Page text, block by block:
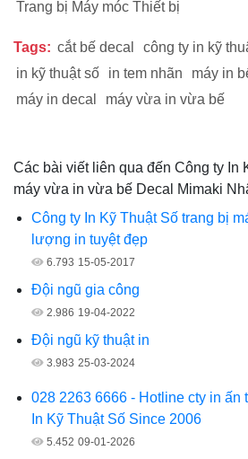
Trang bị Máy móc Thiết bị
Tags: cắt bế decal công ty in kỹ
in kỹ thuật số
in tem nhãn
máy in
máy in decal
máy vừa in vừa bế
Các bài viết liên qua đến Công ty In
máy vừa in vừa bế Decal Mimaki
Công ty In Kỹ Thuật Số trang bị
lượng in tuyệt đẹp
6.793 15-05-2017
Đội ngũ gia công
2.986 19-04-2022
Đội ngũ kỹ thuật in
3.983 25-03-2024
028 2263 6666 - Hotline cty in ấn
In Kỹ Thuật Số Since 2006
5.452 09-01-2026